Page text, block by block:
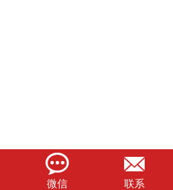

微信

联系